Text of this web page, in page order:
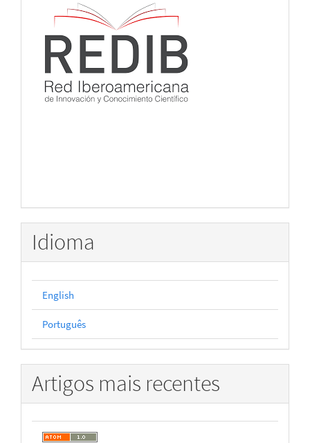
Idioma
English
Português
Artigos mais recentes